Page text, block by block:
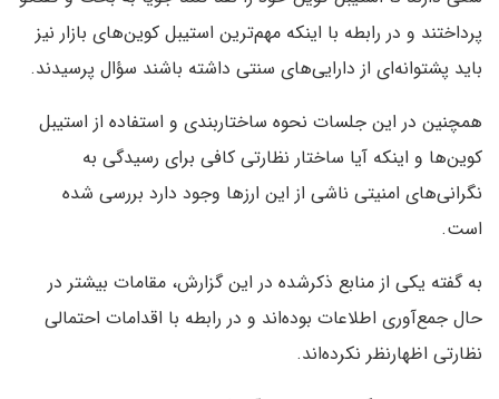
پرداختند و در رابطه با اینکه مهم‌ترین استیبل کوین‌های بازار نیز
باید پشتوانه‌ای از دارایی‌های سنتی داشته باشند سؤال پرسیدند.
همچنین در این جلسات نحوه ساختاربندی و استفاده از استیبل
کوین‌ها و اینکه آیا ساختار نظارتی کافی برای رسیدگی به
نگرانی‌های امنیتی ناشی از این ارزها وجود دارد بررسی شده
است.
به گفته یکی از منابع ذکرشده در این گزارش، مقامات بیشتر در
حال جمع‌آوری اطلاعات بوده‌اند و در رابطه با اقدامات احتمالی
نظارتی اظهارنظر نکرده‌اند.